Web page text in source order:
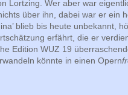
Lortzing. Wer aber war
über ihn, dabei war er ein
blieb bis heute unbekannt,
erfährt, die er
Edition WUZ 19
könnte in einen Opern